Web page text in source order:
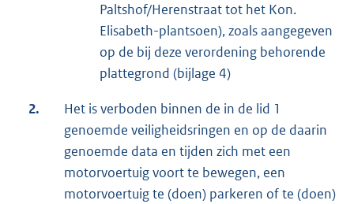
Paltshof/Herenstraat tot het Kon.
Elisabeth-plantsoen), zoals aangegeven
op de bij deze verordening behorende
plattegrond (bijlage 4)
2.
Het is verboden binnen de in de lid 1
genoemde veiligheidsringen en op de daarin
genoemde data en tijden zich met een
motorvoertuig voort te bewegen, een
motorvoertuig te (doen) parkeren of te (doen)